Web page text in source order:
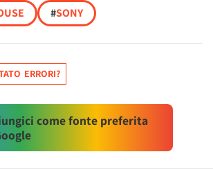
#SONY
ERRORI?
come fonte preferita